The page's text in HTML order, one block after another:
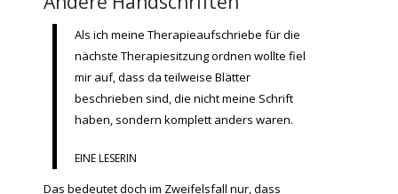
Als ich meine Therapieaufschriebe für die
nächste Therapiesitzung ordnen wollte fiel
mir auf, dass da teilweise Blätter
beschrieben sind, die nicht meine Schrift
haben, sondern komplett anders waren.
EINE LESERIN
Das bedeutet doch im Zweifelsfall nur, dass